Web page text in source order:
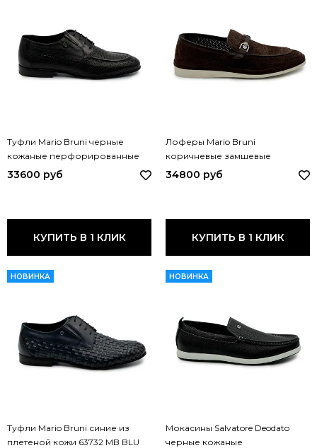
Туфли Mario Bruni черные
кожаные перфорированные
64754 MB NERO
33600 руб
КУПИТЬ В 1 КЛИК
Лоферы Mario Bruni
коричневые замшевые
перфорированные 65153 MB
34800 руб
КУПИТЬ В 1 КЛИК
НОВИНКА
Туфли Mario Bruni синие из
плетеной кожи 63732 MB BLU
НОВИНКА
Мокасины Salvatore Deodato
черные кожаные